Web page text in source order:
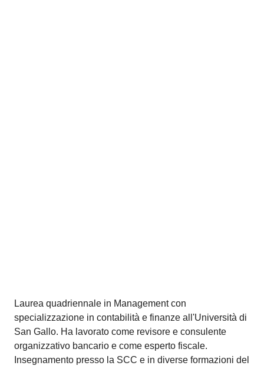
11 anni all’Hôtel Eden Roc, ristorante La Brezza ad
Ascona e 5 anni al Kursaal Bern, ristorante Meridiano a
Berna quale 1. Maître d’Hôtel-Sommelier. Nella
sommellerie consegue diversi diplomi in particolare
l’attestato professionale federale (APF) di Sommelier.